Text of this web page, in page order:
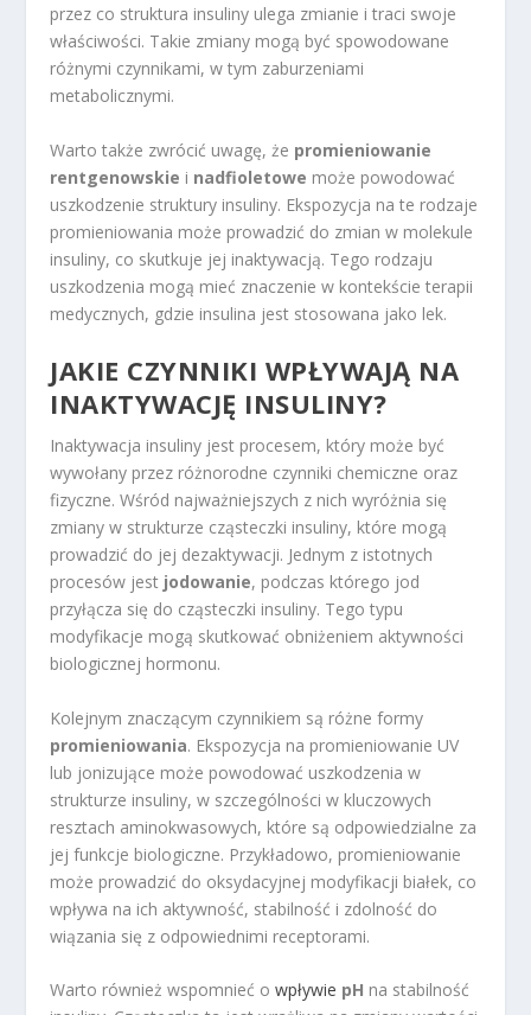
przez co struktura insuliny ulega zmianie i traci swoje
właściwości. Takie zmiany mogą być spowodowane
różnymi czynnikami, w tym zaburzeniami
metabolicznymi.
Warto także zwrócić uwagę, że promieniowanie
rentgenowskie i nadfioletowe może powodować
uszkodzenie struktury insuliny. Ekspozycja na te rodzaje
promieniowania może prowadzić do zmian w molekule
insuliny, co skutkuje jej inaktywacją. Tego rodzaju
uszkodzenia mogą mieć znaczenie w kontekście terapii
medycznych, gdzie insulina jest stosowana jako lek.
JAKIE CZYNNIKI WPŁYWAJĄ NA
INAKTYWACJĘ INSULINY?
Inaktywacja insuliny jest procesem, który może być
wywołany przez różnorodne czynniki chemiczne oraz
fizyczne. Wśród najważniejszych z nich wyróżnia się
zmiany w strukturze cząsteczki insuliny, które mogą
prowadzić do jej dezaktywacji. Jednym z istotnych
procesów jest jodowanie, podczas którego jod
przyłącza się do cząsteczki insuliny. Tego typu
modyfikacje mogą skutkować obniżeniem aktywności
biologicznej hormonu.
Kolejnym znaczącym czynnikiem są różne formy
promieniowania. Ekspozycja na promieniowanie UV
lub jonizujące może powodować uszkodzenia w
strukturze insuliny, w szczególności w kluczowych
resztach aminokwasowych, które są odpowiedzialne za
jej funkcje biologiczne. Przykładowo, promieniowanie
może prowadzić do oksydacyjnej modyfikacji białek, co
wpływa na ich aktywność, stabilność i zdolność do
wiązania się z odpowiednimi receptorami.
Warto również wspomnieć owpływie pH na stabilność